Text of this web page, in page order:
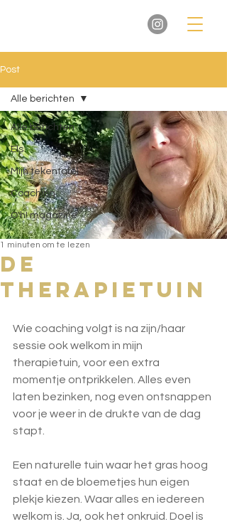
Post
Alle berichten
Els
Mijn tekentafel
Coaching
O'h! magazine
Alle berichten
De
therapietuin
1 minuten om te lezen
Wie coaching volgt is na zijn/haar
sessie ook welkom in mijn
therapietuin, voor een extra
momentje ontprikkelen. Alles even
laten bezinken, nog even ontsnappen
voor je weer in de drukte van de dag
stapt.
Een naturelle tuin waar het gras hoog
staat en de bloemetjes hun eigen
plekje kiezen. Waar alles en iedereen
welkom is. Ja, ook het onkruid. Doel is